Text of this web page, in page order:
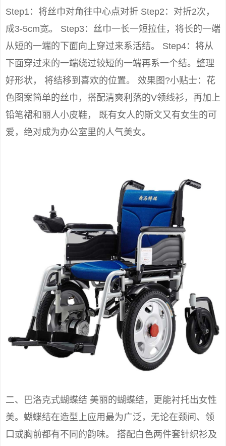
Step1：将丝巾对角往中心点对折 Step2：对折2次，
成3-5cm宽。 Step3：丝巾一长一短拉住，将长的一端
从短的一端的下面向上穿过来系活结。 Step4：将从
下面穿过来的一端绕过较短的一端再系一个结。整理
好形状， 将结移到喜欢的位置。 效果图?小贴士：花
色图案简单的丝巾，搭配清爽利落的V领线衫，再加上
铅笔裙和丽人小皮鞋， 既有女人的斯文又有女生的可
爱，绝对成为办公室里的人气美女。
二、巴洛克式蝴蝶结 美丽的蝴蝶结，更能衬托出女性
美。蝴蝶结在造型上应用最为广泛，无论在颈间、领
口或胸前都有不同的韵味。 搭配白色两件套针织衫及